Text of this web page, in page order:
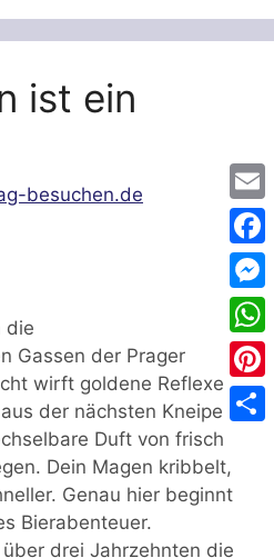
ist ein
besuchen.de
die
Gassen der Prager
wirft goldene Reflexe
der nächsten Kneipe
Duft von frisch
Dein Magen kribbelt,
Genau hier beginnt
Bierabenteuer.
drei Jahrzehnten die